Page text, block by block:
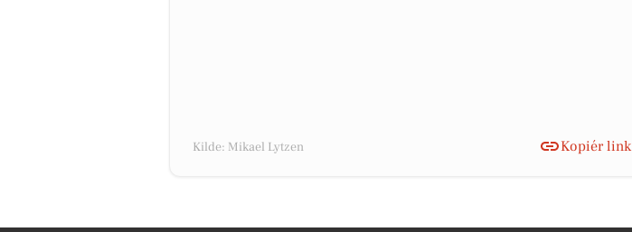
Kilde: Mikael Lytzen Kopiér link